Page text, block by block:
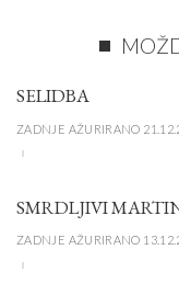
SELIDBA
ZADNJE AŽURIRANO
SMRDLJIVI
ZADNJE AŽURIRANO